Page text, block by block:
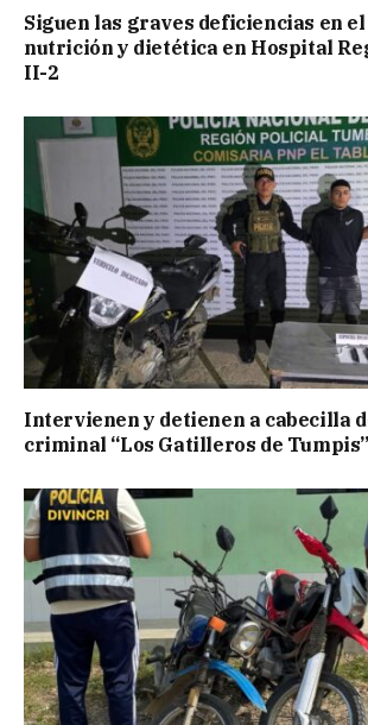
Siguen las graves deficiencias en
nutrición y dietética en Hospital
II-2
Intervienen y detienen a cabecilla
criminal “Los Gatilleros de